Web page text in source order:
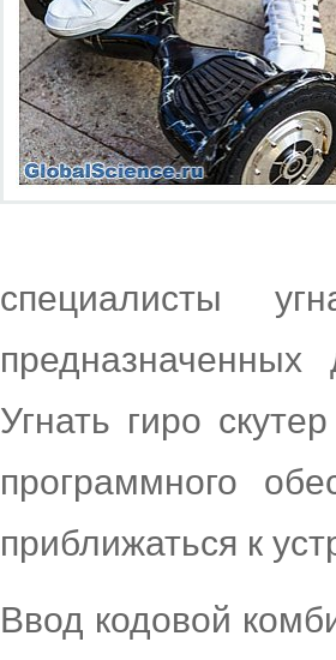
специалисты
Угнать гиро
программного
приближаться к
Ввод кодовой